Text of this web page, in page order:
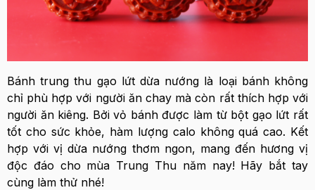
Bánh trung thu gạo lứt dừa nướng là loại bánh không
chỉ phù hợp với người ăn chay mà còn rất thích hợp với
người ăn kiêng. Bởi vỏ bánh được làm từ bột gạo lứt rất
tốt cho sức khỏe, hàm lượng calo không quá cao. Kết
hợp với vị dừa nướng thơm ngon, mang đến hương vị
độc đáo cho mùa Trung Thu năm nay! Hãy bắt tay
cùng làm thử nhé!